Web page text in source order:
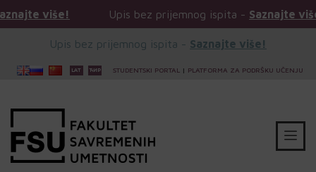
Upis bez prijemnog ispita -Saznajte više!
Upis bez prijemnog ispita - Saznajte više!
STUDENTSKI PORTAL | PLATFORMA ZA PODRŠKU UČENJU